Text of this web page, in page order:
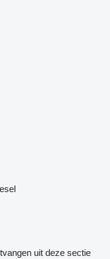
uit deze sectie